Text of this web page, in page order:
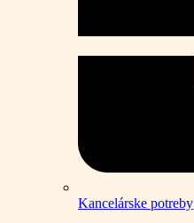
Kancelárske potreby